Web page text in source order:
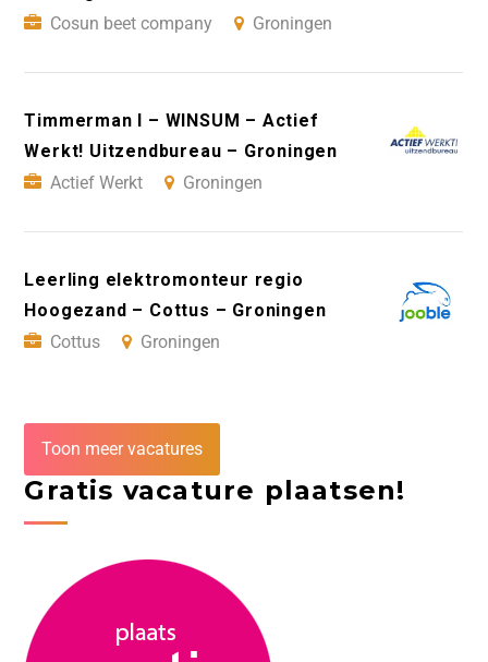
Cosun beet company
Groningen
Timmerman I – WINSUM – Actief
Werkt! Uitzendbureau – Groningen
Actief Werkt
Groningen
Leerling elektromonteur regio
Hoogezand – Cottus – Groningen
Cottus
Groningen
Toon meer vacatures
Gratis vacature plaatsen!